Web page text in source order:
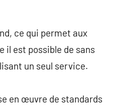
ce qui permet aux
il est possible de sans
un seul service.
en œuvre de standards